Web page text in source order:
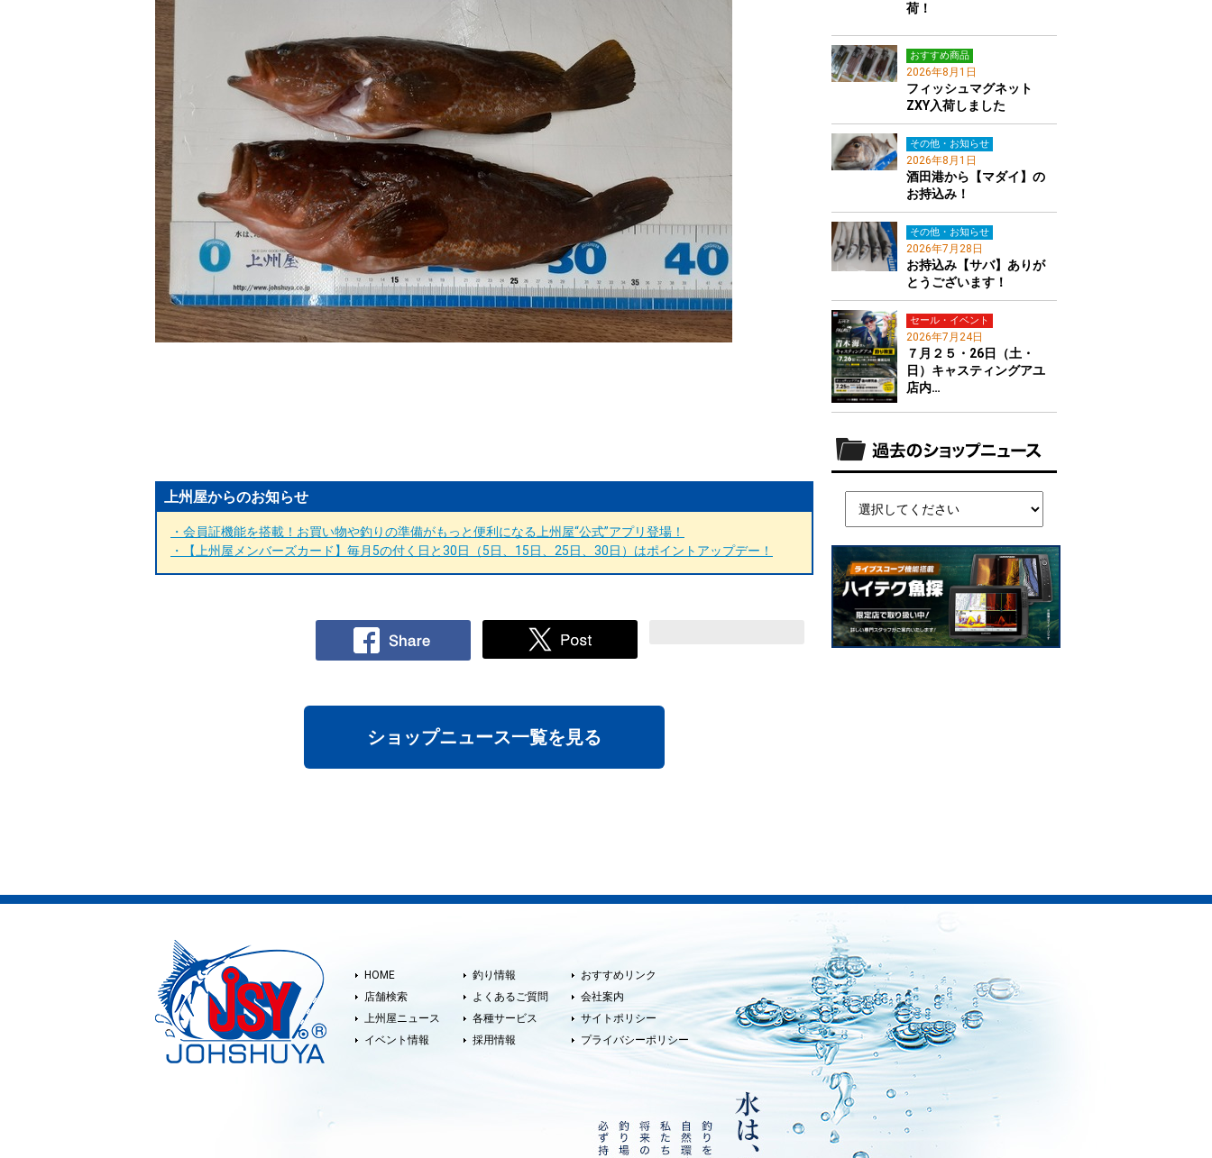
上州屋からのお知らせ
・会員証機能を搭載！お買い物や釣りの準備がもっと便利になる上州屋“公式”アプリ登場！
・【上州屋メンバーズカード】毎月5の付く日と30日（5日、15日、25日、30日）はポイントアップデー！
ショップニュース一覧を見る
荷！
おすすめ商品
2026年8月1日
フィッシュマグネット
ZXY入荷しました
その他・お知らせ
2026年8月1日
酒田港から【マダイ】の
お持込み！
その他・お知らせ
2026年7月28日
お持込み【サバ】ありが
とうございます！
セール・イベント
2026年7月24日
７月２５・26日（土・
日）キャスティングアユ
店内…
HOME
店舗検索
上州屋ニュース
イベント情報
釣り情報
よくあるご質問
各種サービス
採用情報
おすすめリンク
会社案内
サイトポリシー
プライバシーポリシー